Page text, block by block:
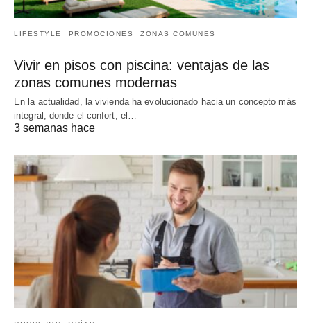
LIFESTYLE PROMOCIONES ZONAS COMUNES
Vivir en pisos con piscina: ventajas de las
zonas comunes modernas
En la actualidad, la vivienda ha evolucionado hacia un concepto más
integral, donde el confort, el…
3 semanas hace